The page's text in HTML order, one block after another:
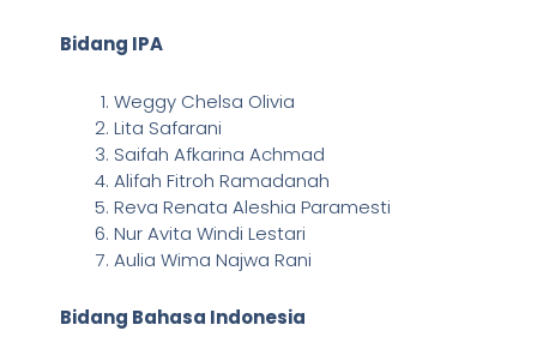
Bidang IPA
Weggy Chelsa Olivia
Lita Safarani
Saifah Afkarina Achmad
Alifah Fitroh Ramadanah
Reva Renata Aleshia Paramesti
Nur Avita Windi Lestari
Aulia Wima Najwa Rani
Bidang Bahasa Indonesia